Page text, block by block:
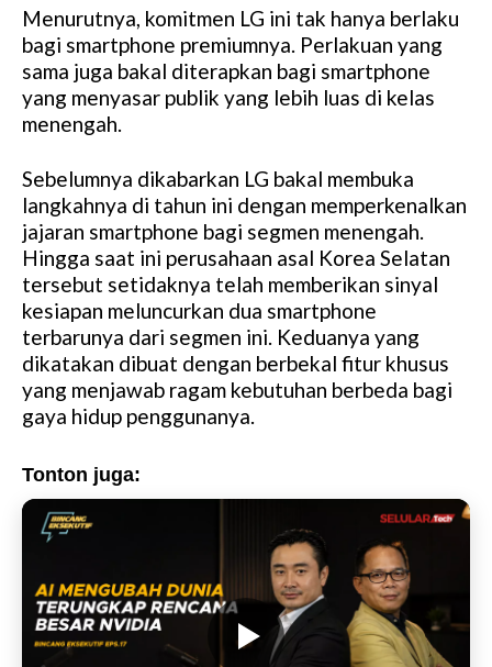
Menurutnya, komitmen LG ini tak hanya berlaku
bagi smartphone premiumnya. Perlakuan yang
sama juga bakal diterapkan bagi smartphone
yang menyasar publik yang lebih luas di kelas
menengah.
Sebelumnya dikabarkan LG bakal membuka
langkahnya di tahun ini dengan memperkenalkan
jajaran smartphone bagi segmen menengah.
Hingga saat ini perusahaan asal Korea Selatan
tersebut setidaknya telah memberikan sinyal
kesiapan meluncurkan dua smartphone
terbarunya dari segmen ini. Keduanya yang
dikatakan dibuat dengan berbekal fitur khusus
yang menjawab ragam kebutuhan berbeda bagi
gaya hidup penggunanya.
Tonton juga: